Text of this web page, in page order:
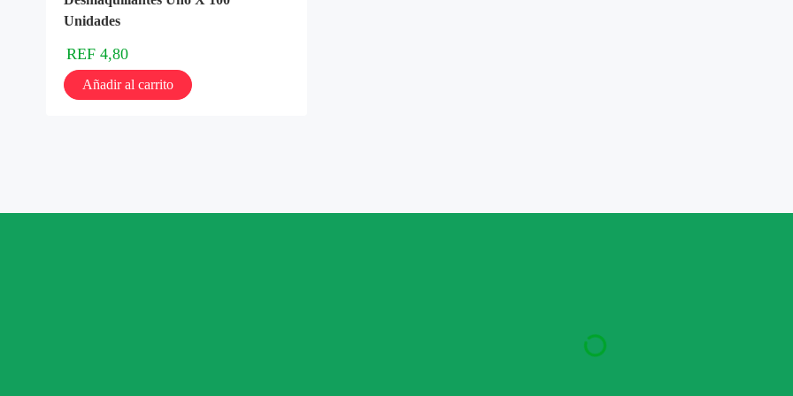
Unidades
REF 4,80
Añadir al carrito